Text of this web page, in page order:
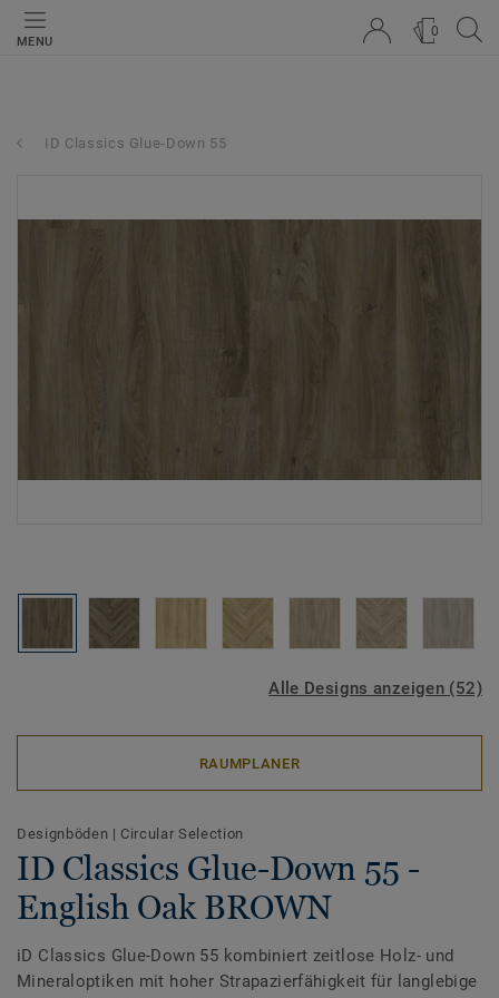
MENU
0
ID Classics Glue-Down 55
Alle Designs anzeigen (52)
RAUMPLANER
Designböden | Circular Selection
ID Classics Glue-Down 55 -
English Oak BROWN
iD Classics Glue-Down 55 kombiniert zeitlose Holz- und
Mineraloptiken mit hoher Strapazierfähigkeit für langlebige